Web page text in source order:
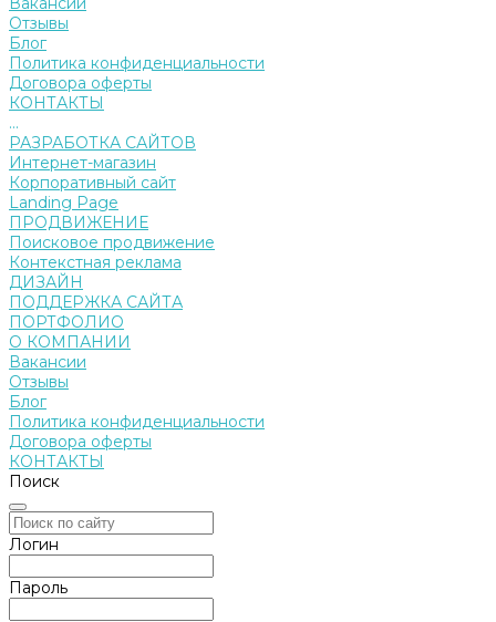
Отзывы
Блог
Политика конфиденциальности
Договора оферты
КОНТАКТЫ
...
РАЗРАБОТКА САЙТОВ
Интернет-магазин
Корпоративный сайт
Landing Page
ПРОДВИЖЕНИЕ
Поисковое продвижение
Контекстная реклама
ДИЗАЙН
ПОДДЕРЖКА САЙТА
ПОРТФОЛИО
О КОМПАНИИ
Вакансии
Отзывы
Блог
Политика конфиденциальности
Договора оферты
КОНТАКТЫ
Поиск
Логин
Пароль